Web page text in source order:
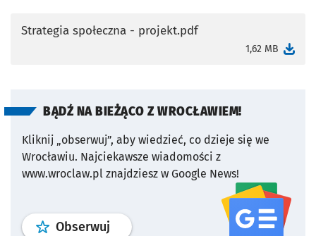
Strategia społeczna - projekt.pdf
1,62 MB
BĄDŹ NA BIEŻĄCO Z WROCŁAWIEM!
Kliknij „obserwuj”, aby wiedzieć, co dzieje się we
Wrocławiu. Najciekawsze wiadomości z
www.wroclaw.pl znajdziesz w Google News!
Obserwuj profil serwisu